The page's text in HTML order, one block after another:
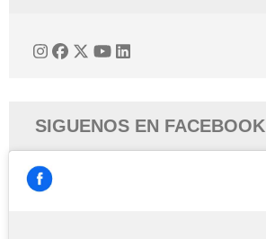
SIGUENOS EN FACEBOOK